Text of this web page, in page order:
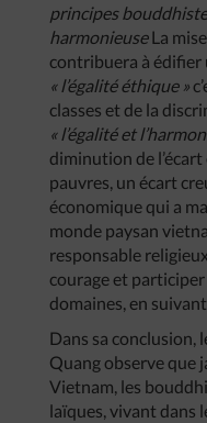
principes
harmonieuseLa
contribuera à édifier
« l’égalité éthique »
classes et de la
« l’égalité et
diminution de
pauvres, un écart
économique qui a
monde paysan
responsable
courage et participer
domaines, en
Dans sa conclusion,
Quang observe que
Vietnam, les
laïques, vivant dans